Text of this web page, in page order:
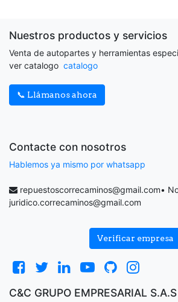
Nuestros productos y servicios
Venta de autopartes y herramientas
ver catalogo catalogo
📞 Llámanos ahora
Contacte con nosotros
Hablemos ya mismo por whatsapp
repuestoscorrecaminos@gmail.com•
juridico.correcaminos@gmail.com
Verificar empresa
C&C GRUPO EMPRESARIAL S.A.S